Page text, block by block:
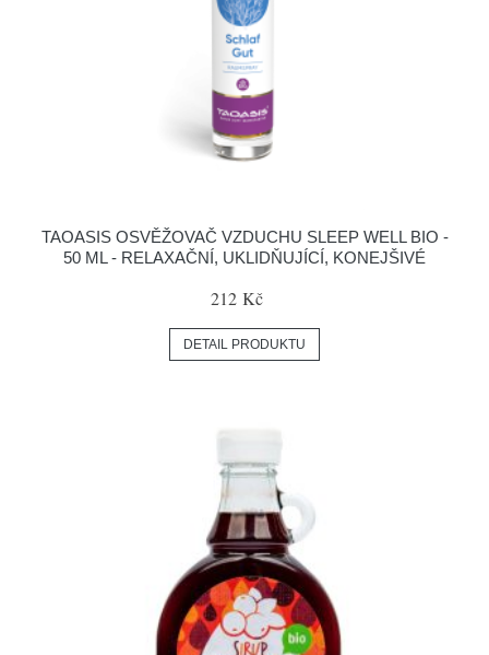
TAOASIS OSVĚŽOVAČ VZDUCHU SLEEP WELL BIO -
50 ML - RELAXAČNÍ, UKLIDŇUJÍCÍ, KONEJŠIVÉ
212 Kč
DETAIL PRODUKTU